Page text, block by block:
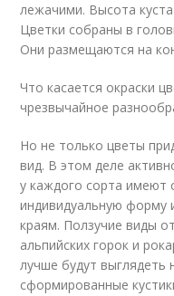
лежачими. Высота
Цветки собраны в
Они размещаются на
Что касается окраски
чрезвычайное
Но не только цветы
вид. В этом деле
у каждого сорта имеют
индивидуальную форму
краям. Ползучие виды
альпийских горок и
лучше будут выглядеть
сформированные